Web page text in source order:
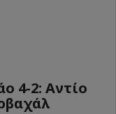
4-2: Αντίο